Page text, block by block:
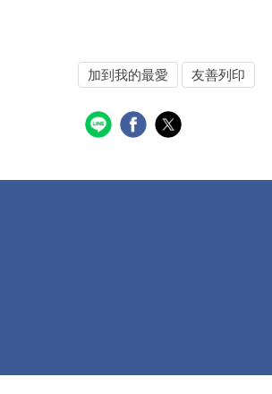
加到我的最愛 友善列印